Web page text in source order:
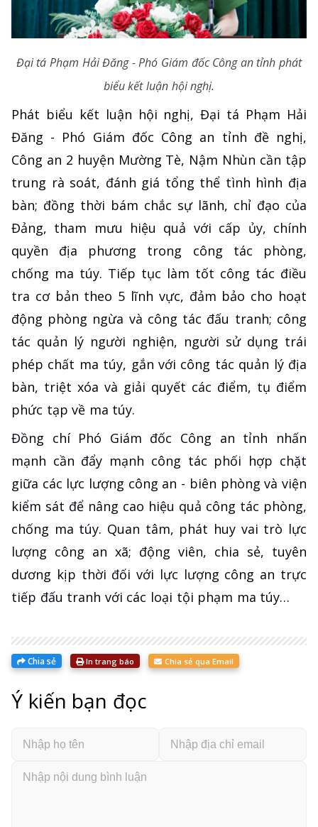
Đại tá Phạm Hải Đăng - Phó Giám đốc Công an tỉnh phát
biểu kết luận hội nghị.
Phát biểu kết luận hội nghị, Đại tá Phạm Hải
Đăng - Phó Giám đốc Công an tỉnh đề nghị,
Công an 2 huyện Mường Tè, Nậm Nhùn cần tập
trung rà soát, đánh giá tổng thể tình hình địa
bàn; đồng thời bám chắc sự lãnh, chỉ đạo của
Đảng, tham mưu hiệu quả với cấp ủy, chính
quyền địa phương trong công tác phòng,
chống ma túy. Tiếp tục làm tốt công tác điều
tra cơ bản theo 5 lĩnh vực, đảm bảo cho hoạt
động phòng ngừa và công tác đấu tranh; công
tác quản lý người nghiện, người sử dụng trái
phép chất ma túy, gắn với công tác quản lý địa
bàn, triệt xóa và giải quyết các điểm, tụ điểm
phức tạp về ma túy.
Đồng chí Phó Giám đốc Công an tỉnh nhấn
mạnh cần đẩy mạnh công tác phối hợp chặt
giữa các lực lượng công an - biên phòng và viện
kiểm sát để nâng cao hiệu quả công tác phòng,
chống ma túy. Quan tâm, phát huy vai trò lực
lượng công an xã; động viên, chia sẻ, tuyên
dương kịp thời đối với lực lượng công an trực
tiếp đấu tranh với các loại tội phạm ma túy…
Chia sẻ In trang báo Chia sẻ qua Email
Ý kiến bạn đọc